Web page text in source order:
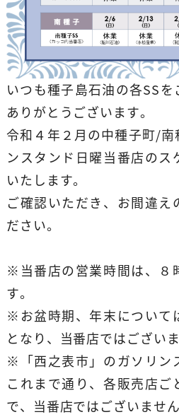
いつも種子島石油の各SS
ありがとうございます。
令和４年２月の中種子町/南
ンスタンド日曜当番店のス
いたします。
ご確認いただき、お間違え
ださい。
※当番店の営業時間は、８
す。
※お盆時期、年末について
となり、当番店ではございま
※「西之表市」のガソリン
これまで通り、各販売店
で、当番店ではございません